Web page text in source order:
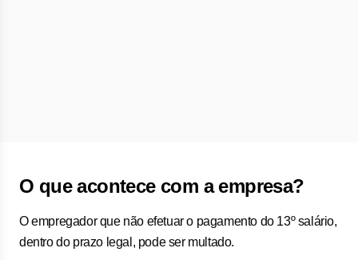
O que acontece com a empresa?
O empregador que não efetuar o pagamento do 13º salário,
dentro do prazo legal, pode ser multado.